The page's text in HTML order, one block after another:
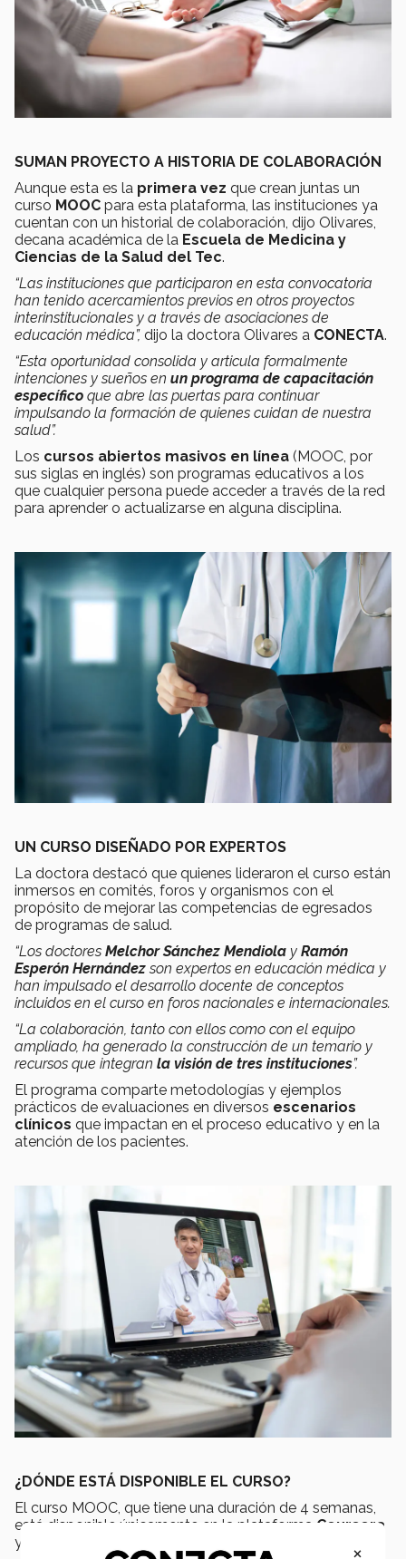
SUMAN PROYECTO A HISTORIA DE COLABORACIÓN
Aunque esta es la primera vez que crean juntas un
curso MOOC para esta plataforma, las instituciones ya
cuentan con un historial de colaboración, dijo Olivares,
decana académica de la Escuela de Medicina y
Ciencias de la Salud del Tec.
“Las instituciones que participaron en esta convocatoria
han tenido acercamientos previos en otros proyectos
interinstitucionales y a través de asociaciones de
educación médica”, dijo la doctora Olivares a CONECTA.
“Esta oportunidad consolida y articula formalmente
intenciones y sueños en un programa de capacitación
específico que abre las puertas para continuar
impulsando la formación de quienes cuidan de nuestra
salud”.
Los cursos abiertos masivos en línea (MOOC, por
sus siglas en inglés) son programas educativos a los
que cualquier persona puede acceder a través de la red
para aprender o actualizarse en alguna disciplina.
UN CURSO DISEÑADO POR EXPERTOS
La doctora destacó que quienes lideraron el curso están
inmersos en comités, foros y organismos con el
propósito de mejorar las competencias de egresados
de programas de salud.
“Los doctores Melchor Sánchez Mendiola y Ramón
Esperón Hernándezson expertos en educación médica y
han impulsado el desarrollo docente de conceptos
incluidos en el curso en foros nacionales e internacionales.
“La colaboración, tanto con ellos como con el equipo
ampliado, ha generado la construcción de un temario y
recursos que integran la visión de tres instituciones”.
El programa comparte metodologías y ejemplos
prácticos de evaluaciones en diversos escenarios
clínicos que impactan en el proceso educativo y en la
atención de los pacientes.
¿DÓNDE ESTÁ DISPONIBLE EL CURSO?
El curso MOOC, que tiene una duración de 4 semanas,
está disponible únicamente en la plataforma Coursera
y tiene un costo de
×